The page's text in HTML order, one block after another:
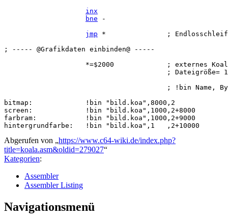
inx
bne -
jmp *               ;
; ----- @Grafikdaten einbinden@ -----
*=$2000             ; externes
; Dateigröße=
; !bin Name,
bitmap:             !bin "bild.koa",8000,2
screen:             !bin "bild.koa",1000,2+8000
farbram:            !bin "bild.koa",1000,2+9000
Abgerufen von „https://www.c64-wiki.de/index.php?
title=koala.asm&oldid=279027“
Kategorien:
Assembler
Assembler Listing
Navigationsmenü